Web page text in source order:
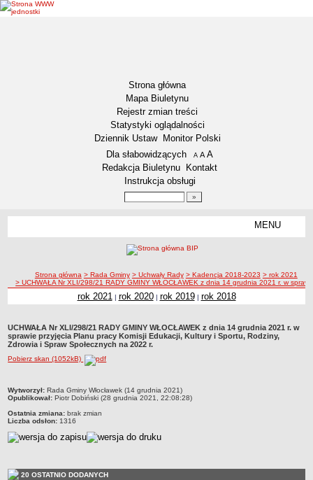
Strona główna
Mapa Biuletynu
Rejestr zmian treści
Statystyki oglądalności
Dziennik Ustaw
Monitor Polski
Menu dodatkowe
Dla słabowidzących A pomniejsz czcionkę
A standardowy rozmiar czcionki
A
Redakcja Biuletynu
Kontakt
Instrukcja obsługi
MENU
Symbole Gminy Włocławek
Statut Gminy
Przewodniczący Rady
Skład Rady
Komisje Rady Gminy
Protokoły z sesji
Oświadczenia majątkowe
Imienne wykazy głosowań
Interpelacje
ścieżka nawigacji
Strona główna > Rada Gminy > Uchwały Rady > Kadencja 2018-2023 > rok 2021
> UCHWAŁA Nr XLI/298/21 RADY GMINY WŁOCŁAWEK z dnia 14 grudnia 2021 r. w
rok 2021 | rok 2020| rok 2019| rok 2018
UCHWAŁA Nr XLI/298/21 RADY GMINY WŁOCŁAWEK z dnia 14 grudnia 2021 r. w
sprawie przyjęcia Planu pracy Komisji Edukacji, Kultury i Sportu, Rodziny,
Zdrowia i Spraw Społecznych na 2022 r.
Pobierz skan (1052kB)
metryczka
Wytworzył: Rada Gminy Włocławek (14 grudnia 2021)
Opublikował: Piotr Dobiński (28 grudnia 2021, 22:08:28)
Ostatnia zmiana: brak zmian
Liczba odsłon: 1316
20 OSTATNIO DODANYCH